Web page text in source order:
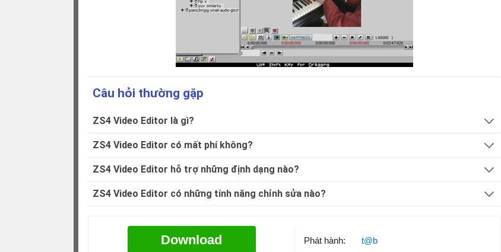
Câu hỏi thường gặp
ZS4 Video Editor là gì?
ZS4 Video Editor có mất phí không?
ZS4 Video Editor hỗ trợ những định dạng nào?
ZS4 Video Editor có những tính năng chỉnh sửa nào?
Download Phát hành:
t@b